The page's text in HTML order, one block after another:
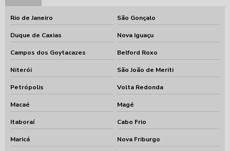
Rio de Janeiro São Gonçalo
Duque de Caxias Nova Iguaçu
Campos dos Goytacazes Belford Roxo
Niterói São João de Meriti
Petrópolis Volta Redonda
Macaé Magé
Itaboraí Cabo Frio
Maricá Nova Friburgo